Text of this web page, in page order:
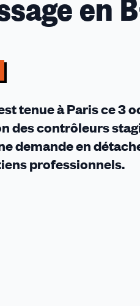
en
tenue à Paris ce 3
des contrôleurs
demande en
professionnels.